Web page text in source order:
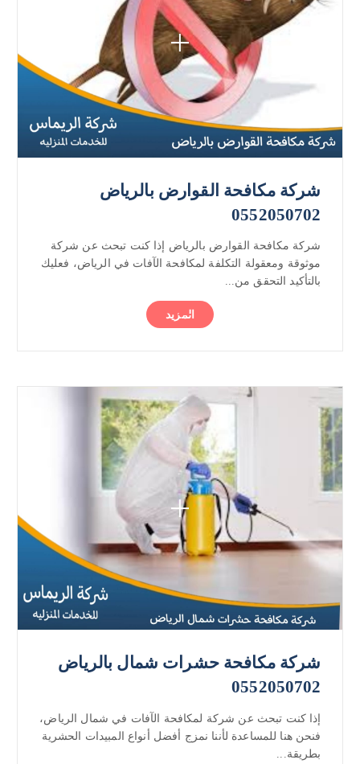
شركة مكافحة القوارض بالرياض
0552050702
شركة مكافحة القوارض بالرياض إذا كنت تبحث عن شركة
موثوقة ومعقولة التكلفة لمكافحة الآفات في الرياض، فعليك
بالتأكيد التحقق من...
المزيد
شركة مكافحة حشرات شمال بالرياض
0552050702
إذا كنت تبحث عن شركة لمكافحة الآفات في شمال الرياض،
فنحن هنا للمساعدة لأننا نمزج أفضل أنواع المبيدات الحشرية
بطريقة...